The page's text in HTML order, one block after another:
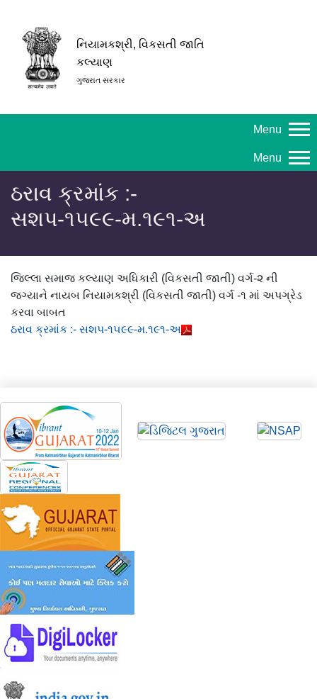
નિયામકશ્રી, વિકસતી જાતિ
કલ્યાણ
ગુજરાત સરકાર
Menu
Menu
ઠરાવ ક્રમાંક :-
સશપ-૧૫૯૯-મ.૧૯૧-અ
જિલ્લા સમાજ કલ્યાણ અધિકારી (વિકસતી જાતી) વર્ગ-૨ ની
જગ્યાને નાયબ નિયામકશ્રી (વિકસતી જાતી) વર્ગ -૧ માં અપગ્રેડ
કરવા બાબત
ઠરાવ ક્રમાંક :- સશપ-૧૫૯૯-મ.૧૯૧-અ